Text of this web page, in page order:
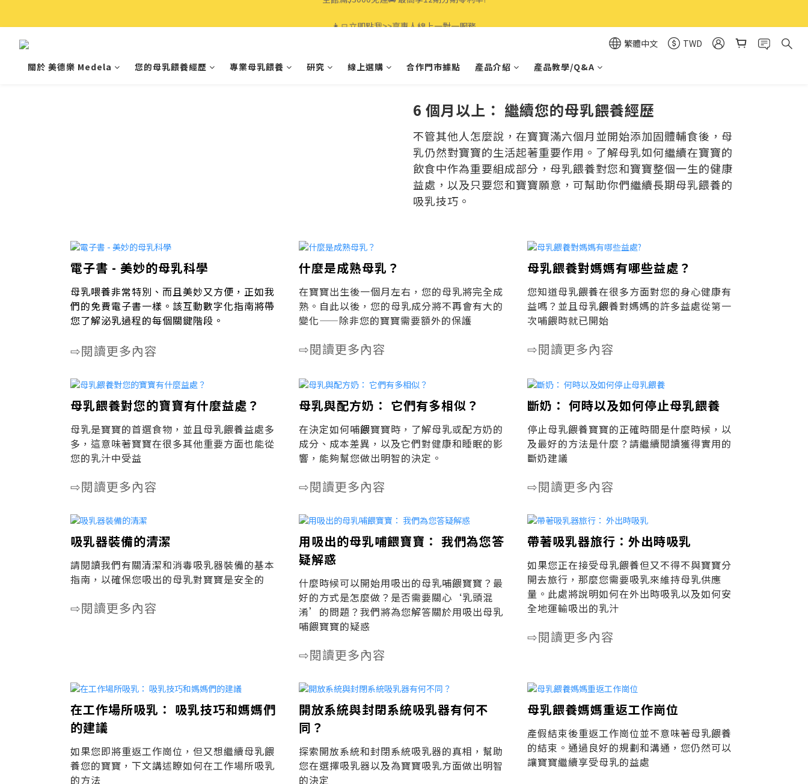
繁體中文
TWD
關於 美德樂 Medela
您的母乳餵養經歷 專業母乳餵養 研究 線上選購 合作門市據點 產品介紹 產品教學/Q&A
6 個月以上： 繼續您的母乳餵養經歷
不管其他人怎麼說，在寶寶滿六個月並開始添加固體輔食後，母
乳仍然對寶寶的生活起著重要作用。了解母乳如何繼續在寶寶的
飲食中作為重要組成部分，母乳餵養對您和寶寶整個一生的健康
益處，以及只要您和寶寶願意，可幫助你們繼續長期母乳餵養的
吸乳技巧。
電子書 - 美妙的母乳科學
母乳喂養非常特別、而且美妙又方便，正如我
們的免費電子書一樣。該互動數字化指南將帶
您了解泌乳過程的每個關鍵階段。
⇨閱讀更多內容
什麼是成熟母乳？
在寶寶出生後一個月左右，您的母乳將完全成
熟。自此以後，您的母乳成分將不再會有大的
變化——除非您的寶寶需要額外的保護
⇨閱讀更多內容
母乳餵養對媽媽有哪些益處？
您知道母乳餵養在很多方面對您的身心健康有
益嗎？並且母乳餵養對媽媽的許多益處從第一
次哺餵時就已開始
⇨閱讀更多內容
母乳餵養對您的寶寶有什麼益處？
母乳是寶寶的首選食物，並且母乳餵養益處多
多，這意味著寶寶在很多其他重要方面也能從
您的乳汁中受益
⇨閱讀更多內容
母乳與配方奶： 它們有多相似？
在決定如何哺餵寶寶時，了解母乳或配方奶的
成分、成本差異，以及它們對健康和睡眠的影
響，能夠幫您做出明智的決定。
⇨閱讀更多內容
斷奶： 何時以及如何停止母乳餵養
停止母乳餵養寶寶的正確時間是什麼時候，以
及最好的方法是什麼？請繼續閱讀獲得實用的
斷奶建議
⇨閱讀更多內容
吸乳器裝備的清潔
請閱讀我們有關清潔和消毒吸乳器裝備的基本
指南，以確保您吸出的母乳對寶寶是安全的
⇨閱讀更多內容
用吸出的母乳哺餵寶寶： 我們為您答
疑解惑
什麼時候可以開始用吸出的母乳哺餵寶寶？最
好的方式是怎麼做？是否需要關心‘乳頭混
淆’的問題？我們將為您解答關於用吸出母乳
哺餵寶寶的疑惑
⇨閱讀更多內容
帶著吸乳器旅行：外出時吸乳
如果您正在接受母乳餵養但又不得不與寶寶分
開去旅行，那麼您需要吸乳來維持母乳供應
量。此處將說明如何在外出時吸乳以及如何安
全地運輸吸出的乳汁
⇨閱讀更多內容
在工作場所吸乳： 吸乳技巧和媽媽們
的建議
如果您即將重返工作崗位，但又想繼續母乳餵
養您的寶寶，下文講述瞭如何在工作場所吸乳
的方法
開放系統與封閉系統吸乳器有何不
同？
探索開放系統和封閉系統吸乳器的真相，幫助
您在選擇吸乳器以及為寶寶吸乳方面做出明智
的決定
母乳餵養媽媽重返工作崗位
產假結束後重返工作崗位並不意味著母乳餵養
的結束。通過良好的規劃和溝通，您仍然可以
讓寶寶繼續享受母乳的益處